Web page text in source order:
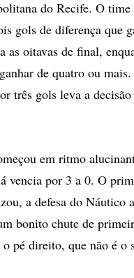
do Recife. O time
gols de diferença que
as oitavas de final,
de quatro ou
três gols leva a
em ritmo
vencia por 3 a 0. O
a defesa do Náutico
bonito chute de
pé direito, que não é o